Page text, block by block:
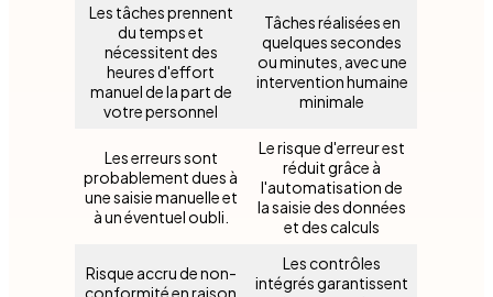
Les tâches prennent
du temps et
nécessitent des
heures d'effort
manuel de la part de
votre personnel
Tâches réalisées en
quelques secondes
ou minutes, avec une
intervention humaine
minimale
Les erreurs sont
probablement dues à
une saisie manuelle et
à un éventuel oubli.
Le risque d'erreur est
réduit grâce à
l'automatisation de
la saisie des données
et des calculs
Risque accru de non-
conformité en raison
Les contrôles
intégrés garantissent